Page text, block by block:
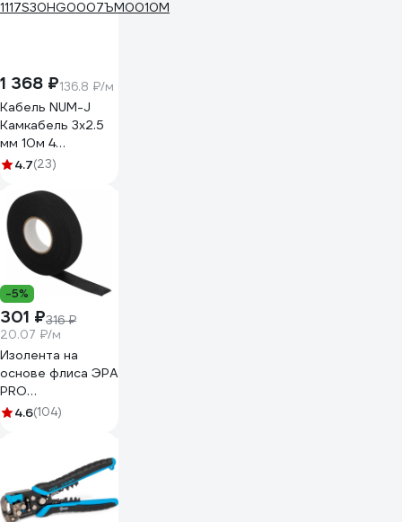
1 368 ₽136.8 ₽/м
Кабель NUM-J
Камкабель 3x2.5
мм 10м 4
1117S30HG0007ЪM0010М
4.7(23)
-5%
301 ₽316 ₽
20.07 ₽/м
Изолента на
основе флиса ЭРА
PRO
PROFLEEC1915 19
4.6(104)